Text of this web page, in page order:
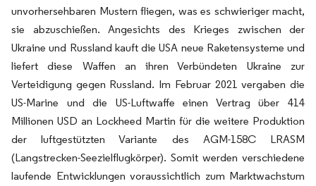
unvorhersehbaren Mustern fliegen, was es schwieriger macht,
sie abzuschießen. Angesichts des Krieges zwischen der
Ukraine und Russland kauft die USA neue Raketensysteme und
liefert diese Waffen an ihren Verbündeten Ukraine zur
Verteidigung gegen Russland. Im Februar 2021 vergaben die
US-Marine und die US-Luftwaffe einen Vertrag über 414
Millionen USD an Lockheed Martin für die weitere Produktion
der luftgestützten Variante des AGM-158C LRASM
(Langstrecken-Seezielflugkörper). Somit werden verschiedene
laufende Entwicklungen voraussichtlich zum Marktwachstum